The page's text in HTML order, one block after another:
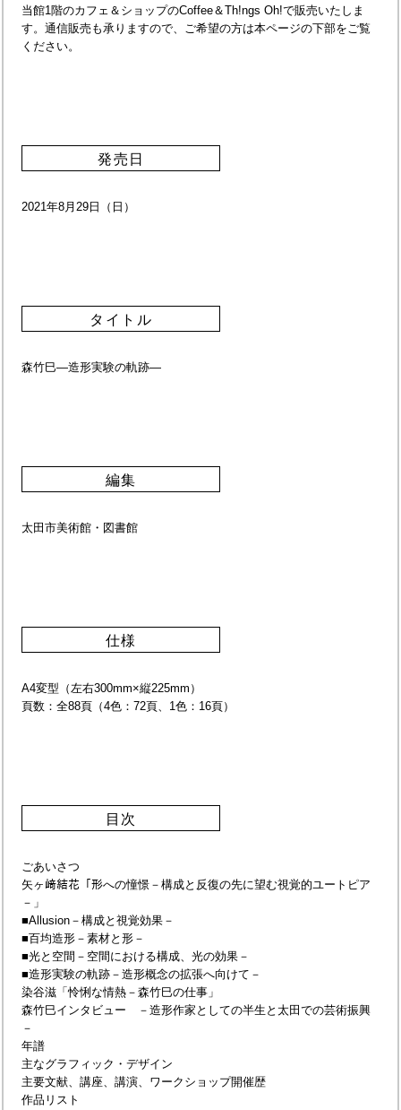
当館1階のカフェ＆ショップのCoffee＆Th!ngs Oh!で販売いたしま
す。通信販売も承りますので、ご希望の方は本ページの下部をご覧
ください。
発売日
2021年8月29日（日）
タイトル
森竹巳―造形実験の軌跡―
編集
太田市美術館・図書館
仕様
A4変型（左右300mm×縦225mm）
頁数：全88頁（4色：72頁、1色：16頁）
目次
ごあいさつ
矢ヶ﨑結花「形への憧憬－構成と反復の先に望む視覚的ユートピア
－」
■Allusion－構成と視覚効果－
■百均造形－素材と形－
■光と空間－空間における構成、光の効果－
■造形実験の軌跡－造形概念の拡張へ向けて－
染谷滋「怜悧な情熱－森竹巳の仕事」
森竹巳インタビュー －造形作家としての半生と太田での芸術振興
－
年譜
主なグラフィック・デザイン
主要文献、講座、講演、ワークショップ開催歴
作品リスト